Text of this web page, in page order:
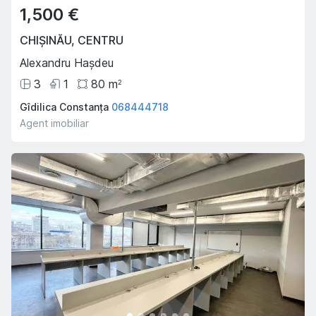
1,500 €
CHIȘINĂU, CENTRU
Alexandru Hașdeu
3
1 80 m2
Gîdilica Constanța 068444718
Agent imobiliar
Oferta Săptămânii
Hot Hot